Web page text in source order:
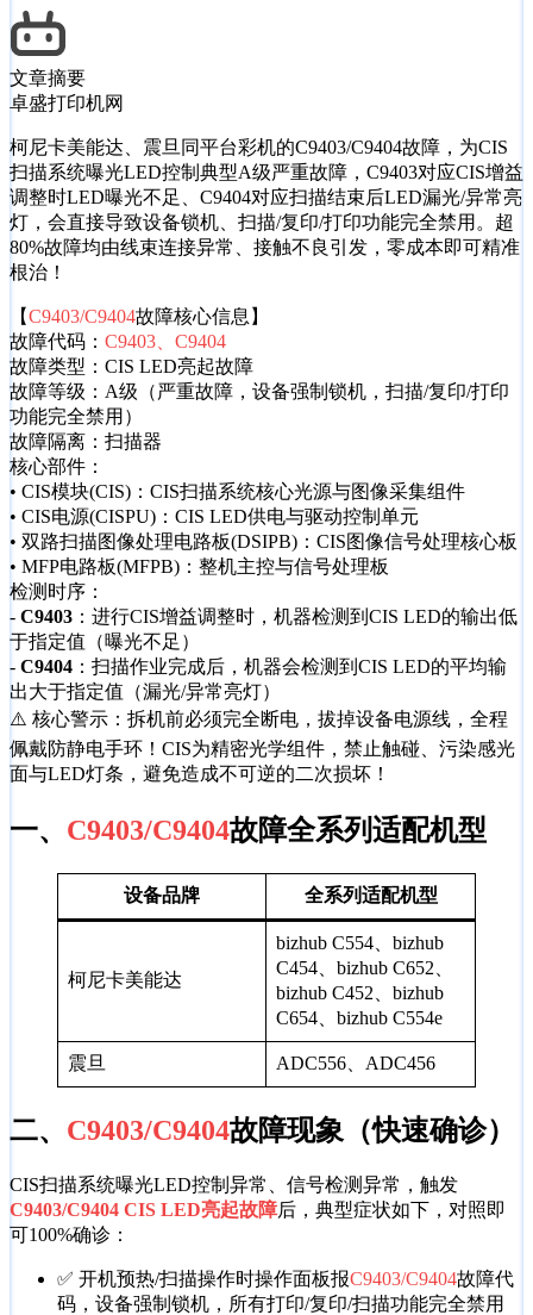
文章摘要
卓盛打印机网
柯尼卡美能达、震旦同平台彩机的C9403/C9404故障，为CIS
扫描系统曝光LED控制典型A级严重故障，C9403对应CIS增益
调整时LED曝光不足、C9404对应扫描结束后LED漏光/异常亮
灯，会直接导致设备锁机、扫描/复印/打印功能完全禁用。超
80%故障均由线束连接异常、接触不良引发，零成本即可精准
根治！
【C9403/C9404故障核心信息】
故障代码： C9403、C9404
故障类型：CIS LED亮起故障
故障等级：A级（严重故障，设备强制锁机，扫描/复印/打印
功能完全禁用）
故障隔离：扫描器
核心部件：
• CIS模块(CIS)：CIS扫描系统核心光源与图像采集组件
• CIS电源(CISPU)：CIS LED供电与驱动控制单元
• 双路扫描图像处理电路板(DSIPB)：CIS图像信号处理核心板
• MFP电路板(MFPB)：整机主控与信号处理板
检测时序：
- C9403 ：进行CIS增益调整时，机器检测到CIS LED的输出低
于指定值（曝光不足）
- C9404 ：扫描作业完成后，机器会检测到CIS LED的平均输
出大于指定值（漏光/异常亮灯）
⚠️ 核心警示：拆机前必须完全断电，拔掉设备电源线，全程
佩戴防静电手环！CIS为精密光学组件，禁止触碰、污染感光
面与LED灯条，避免造成不可逆的二次损坏！
一、 C9403/C9404故障全系列适配机型
设备品牌 全系列适配机型
柯尼卡美能达
bizhub C554、bizhub
C454、bizhub C652、
bizhub C452、bizhub
C654、bizhub C554e
震旦 ADC556、ADC456
二、 C9403/C9404故障现象（快速确诊）
CIS扫描系统曝光LED控制异常、信号检测异常，触发
C9403/C9404 CIS LED亮起故障后，典型症状如下，对照即
可100%确诊：
✅ 开机预热/扫描操作时操作面板报C9403/C9404故障代
码，设备强制锁机，所有打印/复印/扫描功能完全禁用